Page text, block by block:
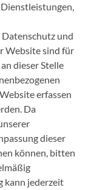
Datenschutz und
Website sind für
dieser Stelle
erfassen
Da
dieser
können, bitten
kann jederzeit